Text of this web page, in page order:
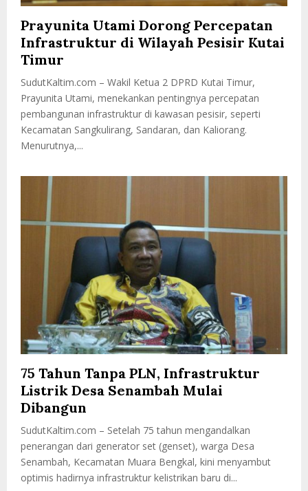
Prayunita Utami Dorong Percepatan
Infrastruktur di Wilayah Pesisir Kutai
Timur
SudutKaltim.com – Wakil Ketua 2 DPRD Kutai Timur,
Prayunita Utami, menekankan pentingnya percepatan
pembangunan infrastruktur di kawasan pesisir, seperti
Kecamatan Sangkulirang, Sandaran, dan Kaliorang.
Menurutnya,...
75 Tahun Tanpa PLN, Infrastruktur
Listrik Desa Senambah Mulai
Dibangun
SudutKaltim.com – Setelah 75 tahun mengandalkan
penerangan dari generator set (genset), warga Desa
Senambah, Kecamatan Muara Bengkal, kini menyambut
optimis hadirnya infrastruktur kelistrikan baru di...